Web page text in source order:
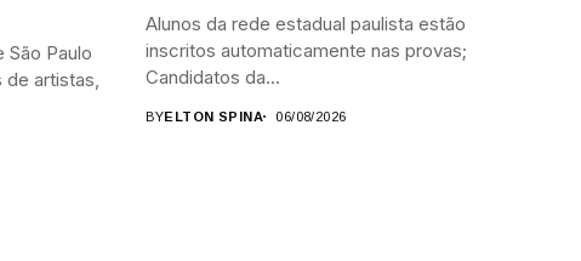
São Paulo
artistas,
Alunos da rede estadual paulista estão
inscritos automaticamente nas provas;
Candidatos da...
BYELTON SPINA 06/08/2026